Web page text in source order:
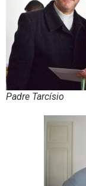
Padre Tarcísio